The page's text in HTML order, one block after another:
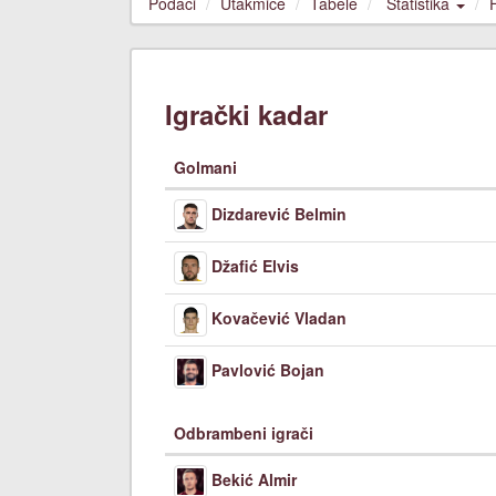
Igrački kadar
Golmani
Dizdarević Belmin
Džafić Elvis
Kovačević Vladan
Pavlović Bojan
Odbrambeni igrači
Bekić Almir